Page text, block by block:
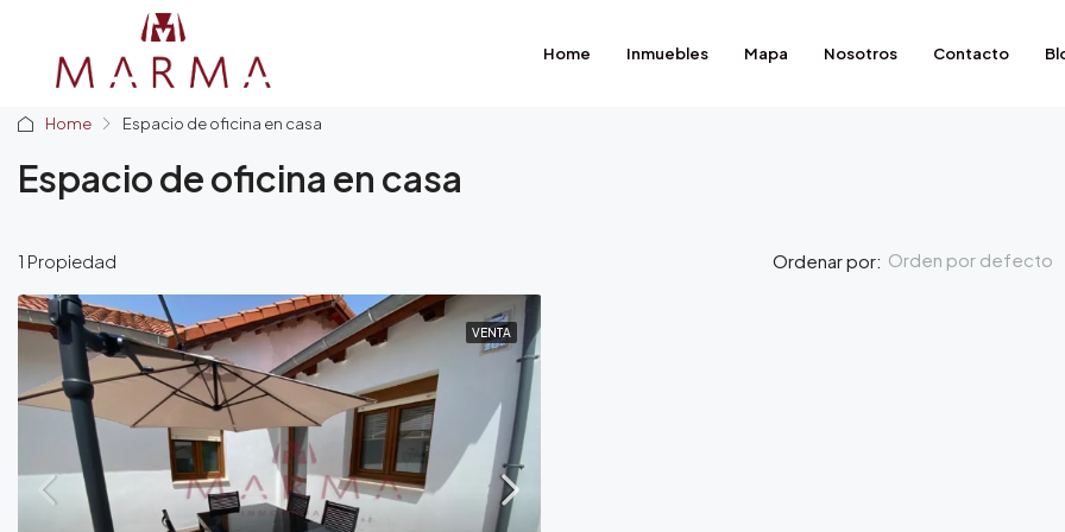
Home Inmuebles Mapa Nosotros Contacto
Home Espacio de oficina en casa
Espacio de oficina en casa
1 Propiedad Ordenar por: Orden por defecto
VENTA